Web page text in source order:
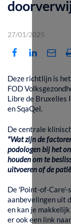
27/01/2025
Deze richtlijn is
FOD
Libre de Bruxelles
en SqaQel.
De centrale
"Wat zijn de
podologen bij het
houden om te
uitvoeren of de
De 'Point-of-
aanbevelingen uit
en kan je
er ook een link